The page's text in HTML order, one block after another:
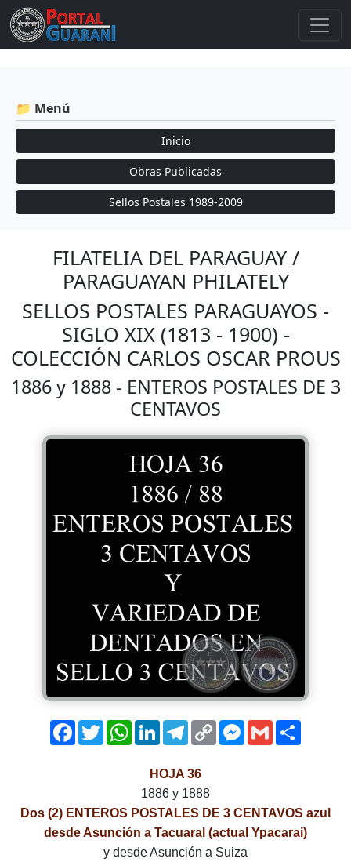
📁 Menú
Inicio
Obras Publicadas
Sellos Postales 1989-2009
FILATELIA DEL PARAGUAY /
PARAGUAYAN PHILATELY
SELLOS POSTALES PARAGUAYOS -
SIGLO XIX (1813 - 1900) -
COLECCIÓN CARLOS OSCAR PROUS
1886 y 1888 - ENTEROS POSTALES DE 3
CENTAVOS
Facebook
TwitterWhatsApp
LinkedInTelegram
Copy
Link
Messenger
Gmail
HOJA 36
1886 y 1888
Dos (2) ENTEROS POSTALES DE 3 CENTAVOS azul
desde Asunción a Tacuaral (actual Ypacarai)
y desde Asunción a Suiza